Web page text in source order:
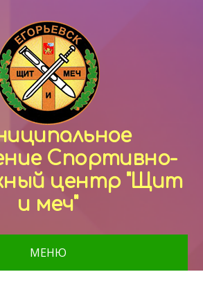
Спортивно-
центр "Щит
и меч"
МЕНЮ